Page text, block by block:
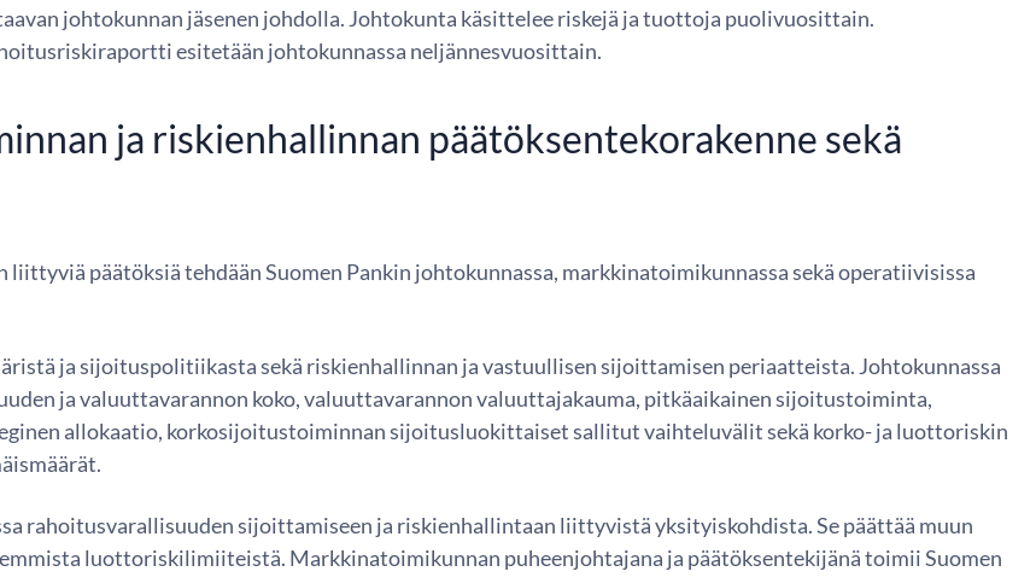
johtokunnan jäsenen johdolla. Johtokunta käsittelee riskejä ja tuottoja puolivuosittain.
esitetään johtokunnassa neljännesvuosittain.
ja riskienhallinnan päätöksentekorakenne sekä
päätöksiä tehdään Suomen Pankin johtokunnassa, markkinatoimikunnassa sekä operatiivisissa
ja sijoituspolitiikasta sekä riskienhallinnan ja vastuullisen sijoittamisen periaatteista. Johtokunnassa
ja valuuttavarannon koko, valuuttavarannon valuuttajakauma, pitkäaikainen sijoitustoiminta,
allokaatio, korkosijoitustoiminnan sijoitusluokittaiset sallitut vaihteluvälit sekä korko- ja luottoriskin
rahoitusvarallisuuden sijoittamiseen ja riskienhallintaan liittyvistä yksityiskohdista. Se päättää muun
luottoriskilimiiteistä. Markkinatoimikunnan puheenjohtajana ja päätöksentekijänä toimii Suomen